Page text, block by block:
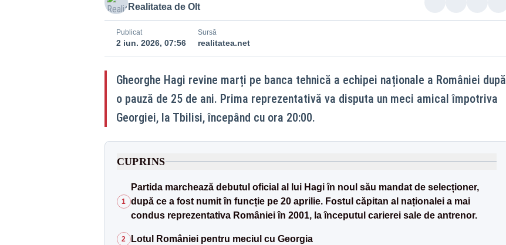
Realitatea de Olt
Publicat
2 iun. 2026, 07:56
Sursă
realitatea.net
Gheorghe Hagi revine marți pe banca tehnică a echipei naționale a României după
o pauză de 25 de ani. Prima reprezentativă va disputa un meci amical împotriva
Georgiei, la Tbilisi, începând cu ora 20:00.
CUPRINS
1
Partida marchează debutul oficial al lui Hagi în noul său mandat de selecționer,
după ce a fost numit în funcție pe 20 aprilie. Fostul căpitan al naționalei a mai
condus reprezentativa României în 2001, la începutul carierei sale de antrenor.
2 Lotul României pentru meciul cu Georgia